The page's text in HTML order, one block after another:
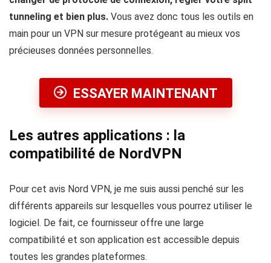
tunneling et bien plus. Vous avez donc tous les outils en
main pour un VPN sur mesure protégeant au mieux vos
précieuses données personnelles.
ESSAYER MAINTENANT
Les autres applications : la
compatibilité de NordVPN
Pour cet avis Nord VPN, je me suis aussi penché sur les
différents appareils sur lesquelles vous pourrez utiliser le
logiciel. De fait, ce fournisseur offre une large
compatibilité et son application est accessible depuis
toutes les grandes plateformes.